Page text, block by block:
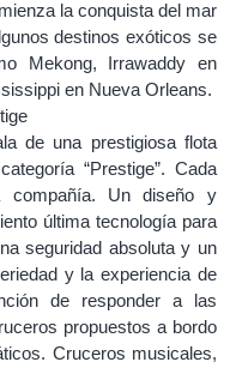
la conquista del mar
destinos exóticos se
Mekong, Irrawaddy en
en Nueva Orleans.
de una prestigiosa flota
“Prestige”. Cada
Un diseño y
última tecnología para
seguridad absoluta y un
y la experiencia de
de responder a las
propuestos a bordo
Cruceros musicales,